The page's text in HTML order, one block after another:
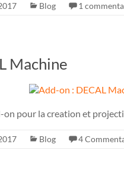
Blog 1
Machine
pour la creation et
Blog 4